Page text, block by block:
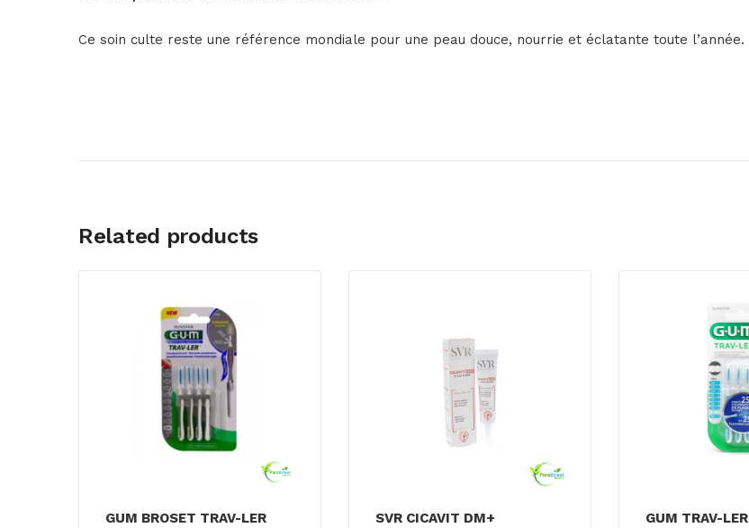
Ce soin culte reste une référence mondiale pour une peau douce, nourrie et éclatante toute l’année.
Related products
GUM BROSET TRAV-LER
SVR CICAVIT DM+
GUM TRAV-LER